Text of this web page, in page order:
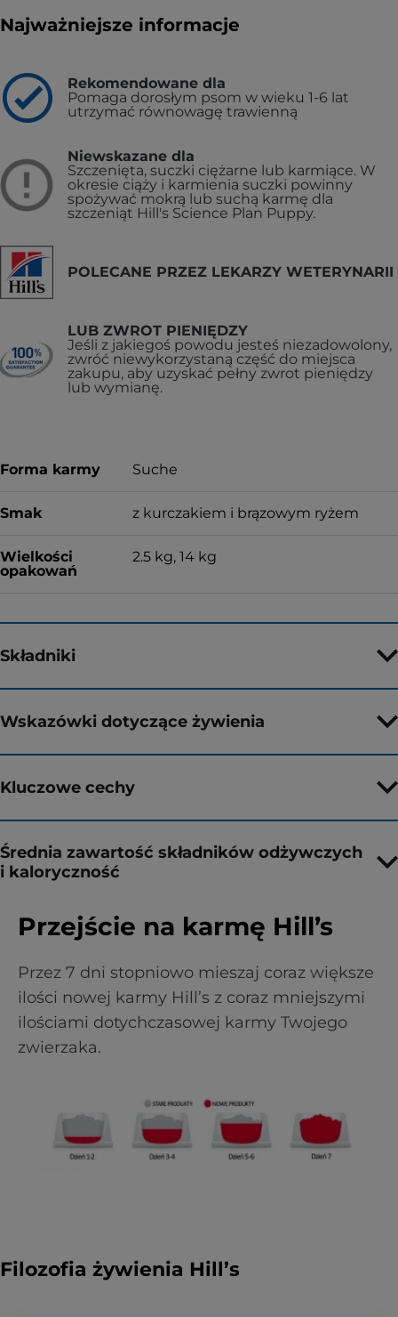
Najważniejsze informacje
Rekomendowane dla
Pomaga dorosłym psom w wieku 1-6 lat
utrzymać równowagę trawienną
Niewskazane dla
Szczenięta, suczki ciężarne lub karmiące. W
okresie ciąży i karmienia suczki powinny
spożywać mokrą lub suchą karmę dla
szczeniąt Hill's Science Plan Puppy.
POLECANE PRZEZ LEKARZY WETERYNARII
LUB ZWROT PIENIĘDZY
Jeśli z jakiegoś powodu jesteś niezadowolony,
zwróć niewykorzystaną część do miejsca
zakupu, aby uzyskać pełny zwrot pieniędzy
lub wymianę.
Forma karmy Suche
Smak z kurczakiem i brązowym ryżem
Wielkości
opakowań
2.5 kg, 14 kg
Składniki
Wskazówki dotyczące żywienia
Kluczowe cechy
Średnia zawartość składników odżywczych
i kaloryczność
Przejście na karmę Hill’s
Przez 7 dni stopniowo mieszaj coraz większe
ilości nowej karmy Hill’s z coraz mniejszymi
ilościami dotychczasowej karmy Twojego
zwierzaka.
Filozofia żywienia Hill’s